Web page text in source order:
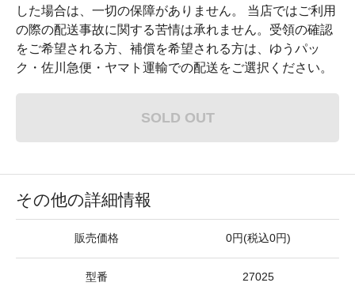
した場合は、一切の保障がありません。 当店ではご利用
の際の配送事故に関する苦情は承れません。受領の確認
をご希望される方、補償を希望される方は、ゆうパッ
ク・佐川急便・ヤマト運輸での配送をご選択ください。
SOLD OUT
その他の詳細情報
販売価格 0円(税込0円)
型番 27025